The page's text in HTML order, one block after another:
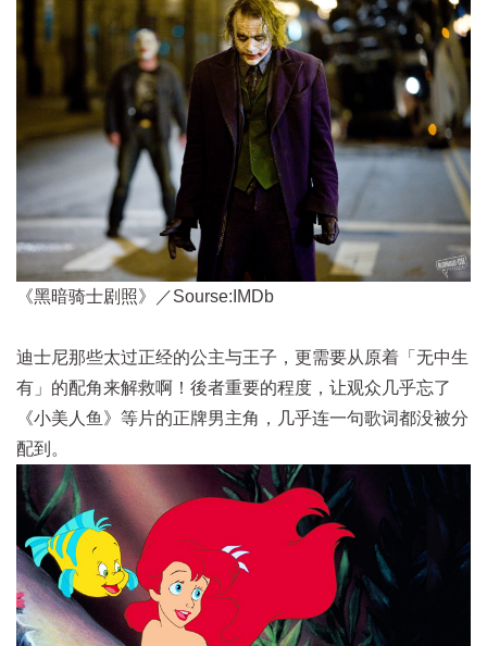
《黑暗骑士剧照》／Sourse:IMDb
迪士尼那些太过正经的公主与王子，更需要从原着「无中生
有」的配角来解救啊！後者重要的程度，让观众几乎忘了
《小美人鱼》等片的正牌男主角，几乎连一句歌词都没被分
配到。